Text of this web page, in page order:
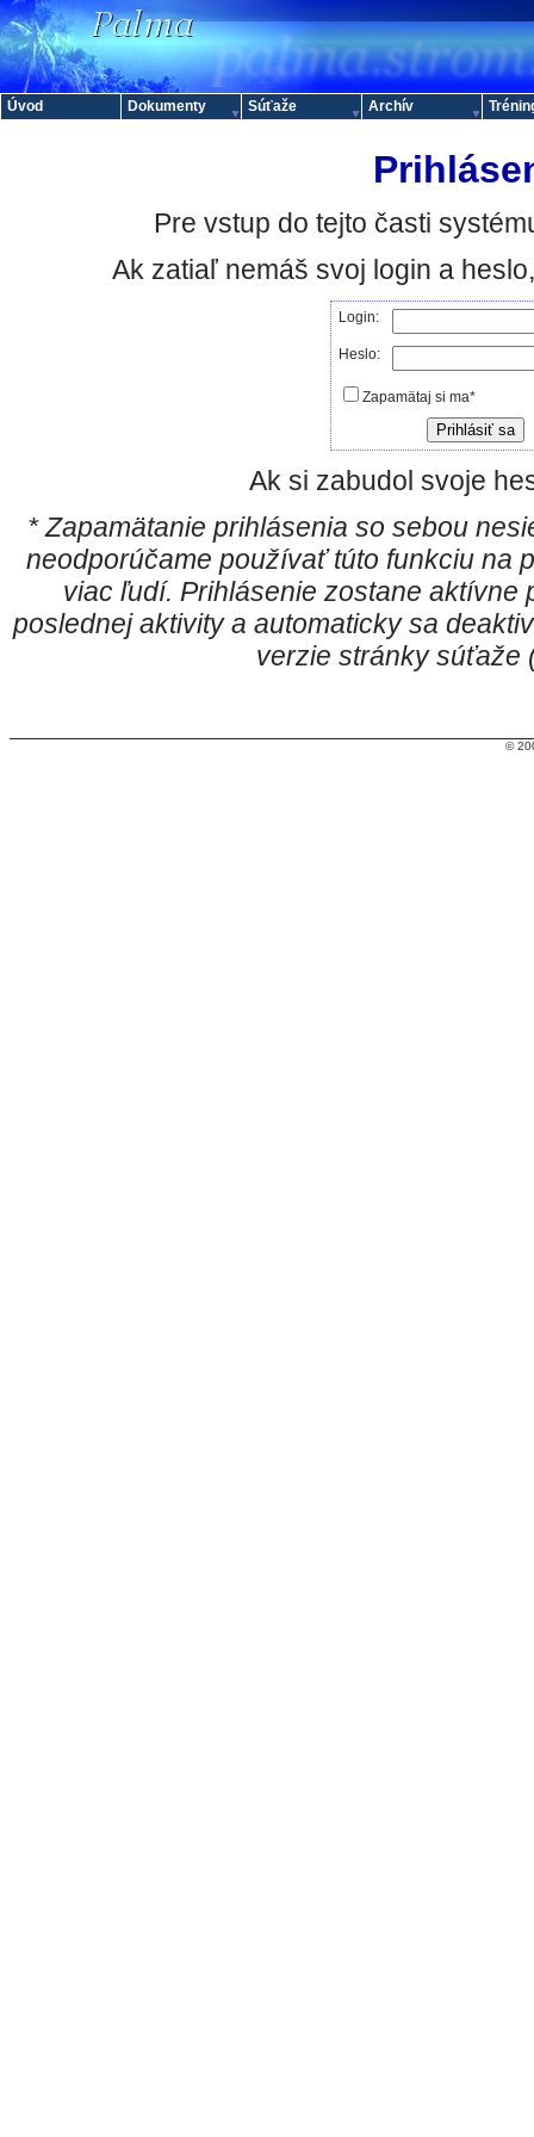
Pre vstup do tejto časti
Ak zatiaľ nemáš svoj login a
Login:
Heslo:
Zapamätaj si ma*
Ak si zabudol svoje
* Zapamätanie prihlásenia so sebou
neodporúčame používať túto funkciu na
viac ľudí. Prihlásenie zostane aktívne
poslednej aktivity a automaticky sa
verzie stránky súťaže
©
Úvod Dokumenty Súťaže Archív